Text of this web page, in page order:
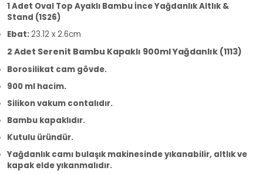
1 Adet Oval Top Ayaklı Bambu İnce Yağdanlık Altlık &
Stand (1S26)
Ebat:23.12 x 2.6cm
2 Adet Serenit Bambu Kapaklı 900ml Yağdanlık (1113)
Borosilikat cam gövde.
900 ml hacim.
Silikon vakum contalıdır.
Bambu kapaklıdır.
Kutulu üründür.
Yağdanlık camı bulaşık makinesinde yıkanabilir, altlık ve
kapak elde yıkanmalıdır.